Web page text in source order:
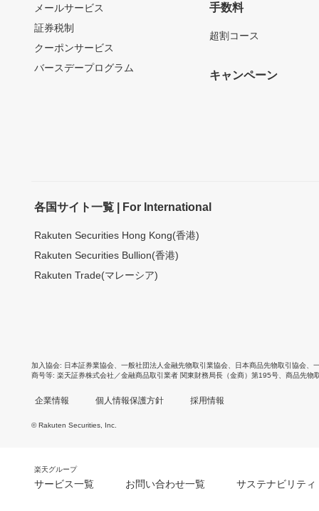
メールサービス
証券税制
クーポンサービス
バースデープログラム
手数料
超割コース
キャンペーン
各国サイト一覧 | For International
Rakuten Securities Hong Kong(香港)
Rakuten Securities Bullion(香港)
Rakuten Trade(マレーシア)
加入協会 日本証券業協会 一般社団法人金融先物取引業協会 日本商品先物取引協会
商号等 楽天証券株式会社／金融商品取引業者 関東財務局長（金商）第195号、商品先物
企業情報 個人情報保護方針 採用情報
© Rakuten Securities, Inc.
楽天グループ
サービス一覧 お問い合わせ一覧 サステナビリティ